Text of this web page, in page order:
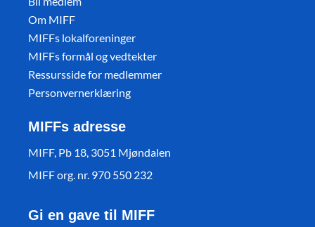
Om MIFF
MIFFs lokalforeninger
MIFFs formål og vedtekter
Ressursside for medlemmer
Personvernerklæring
MIFFs adresse
MIFF, Pb 18, 3051 Mjøndalen
MIFF org. nr. 970 550 232
Gi en gave til MIFF